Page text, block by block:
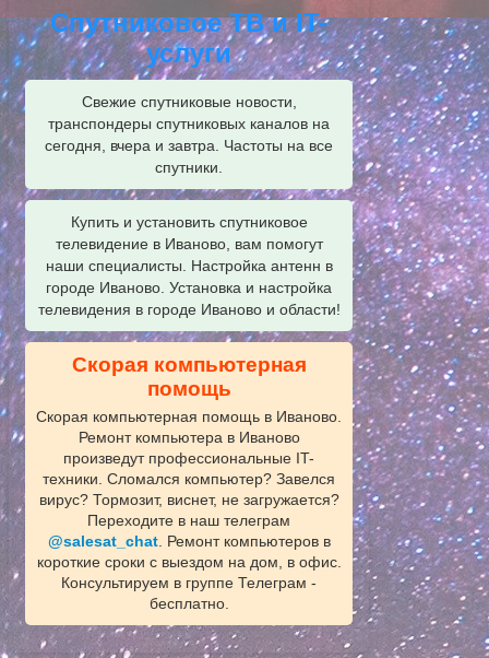
Спутниковое ТВ и IT-
услуги
Свежие спутниковые новости,
транспондеры спутниковых каналов на
сегодня, вчера и завтра. Частоты на все
спутники.
Купить и установить спутниковое
телевидение в Иваново, вам помогут
наши специалисты. Настройка антенн в
городе Иваново. Установка и настройка
телевидения в городе Иваново и области!
Скорая компьютерная
помощь
Скорая компьютерная помощь в Иваново.
Ремонт компьютера в Иваново
произведут профессиональные IT-
техники. Сломался компьютер? Завелся
вирус? Тормозит, виснет, не загружается?
Переходите в наш телеграм
@salesat_chat. Ремонт компьютеров в
короткие сроки с выездом на дом, в офис.
Консультируем в группе Телеграм -
бесплатно.